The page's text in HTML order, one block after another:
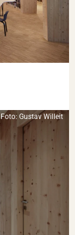
Foto: Gustav Willeit